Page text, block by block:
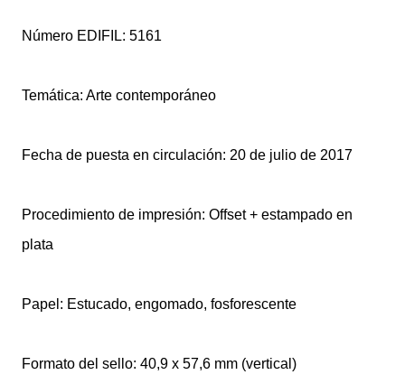
Número EDIFIL: 5161
Temática: Arte contemporáneo
Fecha de puesta en circulación: 20 de julio de 2017
Procedimiento de impresión: Offset + estampado en
plata
Papel: Estucado, engomado, fosforescente
Formato del sello: 40,9 x 57,6 mm (vertical)